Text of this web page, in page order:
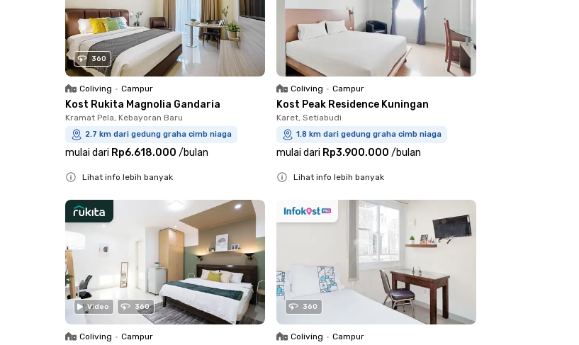
360
Coliving • Campur
Kost Rukita Magnolia Gandaria
Kramat Pela, Kebayoran Baru
2.7 km dari gedung graha cimb niaga
mulai dari Rp6.618.000 /bulan
Lihat info lebih banyak
Coliving • Campur
Kost Peak Residence Kuningan
Karet, Setiabudi
1.8 km dari gedung graha cimb niaga
mulai dari Rp3.900.000 /bulan
Lihat info lebih banyak
Video 360
Coliving • Campur
360
Coliving • Campur